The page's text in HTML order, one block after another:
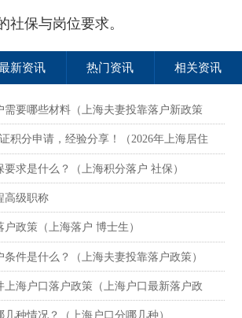
社保与岗位要求。
新资讯 热门资讯 相关资讯
需要哪些材料（上海夫妻投靠落户新政策
积分申请，经验分享！（2026年上海居住
程和准备材料）
要求是什么？（上海积分落户 社保）
高级职称
政策（上海落户 博士生）
条件是什么？（上海夫妻投靠落户政策）
上海户口落户政策（上海户口最新落户政
几种情况？（上海户口分哪几种）